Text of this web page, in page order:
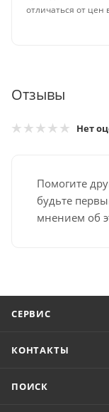
отличаться от цен
Отзывы
Нет
Помогите
будьте
мнением об
СЕРВИС
КОНТАКТЫ
ПОИСК